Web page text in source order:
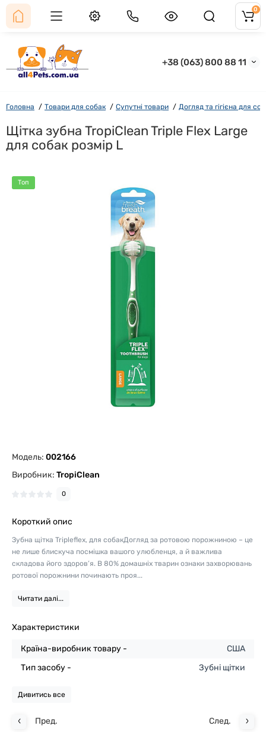
+38 (063) 800 88 11
0
Головна Товари для собак Супутні товари Догляд та гігієна для
Щітка зубна TropiClean Triple Flex Large
для собак розмір L
Топ
Модель: 002166
Виробник: TropiClean
0
Короткий опис
Зубна щітка Tripleflex, для собакДогляд за ротовою порожниною – це
не лише блискуча посмішка вашого улюбленця, а й важлива
складова його здоров’я. В 80% домашніх тварин ознаки захворювань
ротової порожнини починають проя...
Читати далі...
Характеристики
Країна-виробник товару -
США
Тип засобу -
Зубні щітки
Дивитись все
Пред. След.